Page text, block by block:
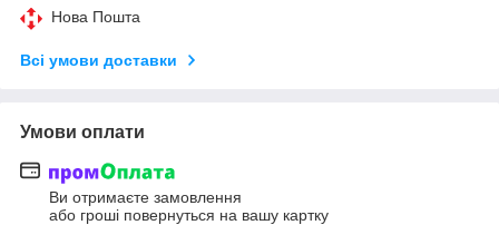
Нова Пошта
Всі умови доставки
Умови оплати
Ви отримаєте замовлення
або гроші повернуться на вашу картку